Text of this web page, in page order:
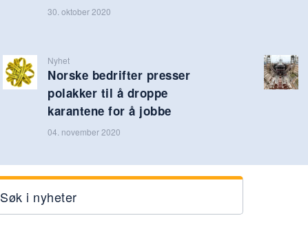
30. oktober 2020
Nyhet
Norske bedrifter presser
polakker til å droppe
karantene for å jobbe
04. november 2020
Søk i nyheter